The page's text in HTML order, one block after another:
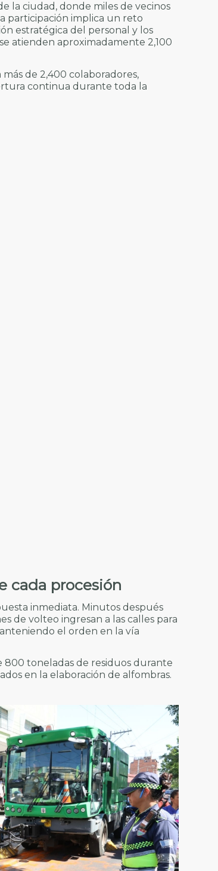
la ciudad, donde miles de vecinos
participación implica un reto
estratégica del personal y los
atienden aproximadamente 2,100
de 2,400 colaboradores,
continua durante toda la
cada procesión
inmediata. Minutos después
de volteo ingresan a las calles para
el orden en la vía
800 toneladas de residuos durante
en la elaboración de alfombras.